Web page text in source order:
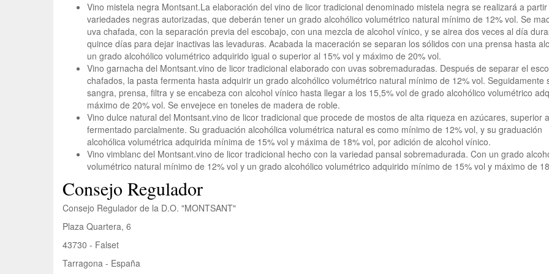
Vino mistela negra Montsant.La elaboración del vino de licor tradicional denominado mistela negra se realizará a
variedades negras autorizadas, que deberán tener un grado alcohólico volumétrico natural mínimo de 12% vol. Se
uva chafada, con la separación previa del escobajo, con una mezcla de alcohol vínico, y se airea dos veces al día
quince días para dejar inactivas las levaduras. Acabada la maceración se separan los sólidos con una prensa hasta
un grado alcohólico volumétrico adquirido igual o superior al 15% vol y máximo de 20% vol.
Vino garnacha del Montsant.vino de licor tradicional elaborado con uvas sobremaduradas. Después de separar el
chafados, la pasta fermenta hasta adquirir un grado alcohólico volumétrico natural mínimo de 12% vol. Seguidamente
sangra, prensa, filtra y se encabeza con alcohol vínico hasta llegar a los 15,5% vol de grado alcohólico volumétrico
máximo de 20% vol. Se envejece en toneles de madera de roble.
Vino dulce natural del Montsant.vino de licor tradicional que procede de mostos de alta riqueza en azúcares, superior
fermentado parcialmente. Su graduación alcohólica volumétrica natural es como mínimo de 12% vol, y su graduación
alcohólica volumétrica adquirida mínima de 15% vol y máxima de 18% vol, por adición de alcohol vínico.
Vino vimblanc del Montsant.vino de licor tradicional hecho con la variedad pansal sobremadurada. Con un grado
volumétrico natural mínimo de 12% vol y un grado alcohólico volumétrico adquirido mínimo de 15% vol y máximo de
Consejo Regulador
Consejo Regulador de la D.O. "MONTSANT"
Plaza Quartera, 6
43730 - Falset
Tarragona - España